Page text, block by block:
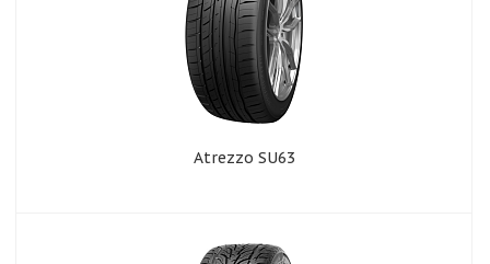
Atrezzo SU63